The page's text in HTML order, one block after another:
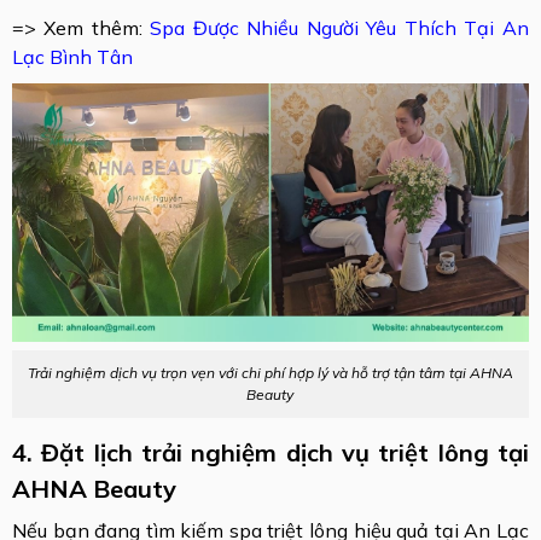
=> Xem thêm:Spa Được Nhiều Người Yêu Thích Tại An
Lạc Bình Tân
Trải nghiệm dịch vụ trọn vẹn với chi phí hợp lý và hỗ trợ tận tâm tại AHNA
Beauty
4. Đặt lịch trải nghiệm dịch vụ triệt lông tại
AHNA Beauty
Nếu bạn đang tìm kiếm spa triệt lông hiệu quả tại An Lạc